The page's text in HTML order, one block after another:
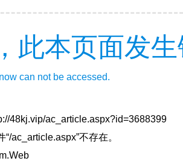
此本页面发
can not be accessed.
48kj.vip/ac_article.aspx?id=3688399
“/ac_article.aspx”不存在。